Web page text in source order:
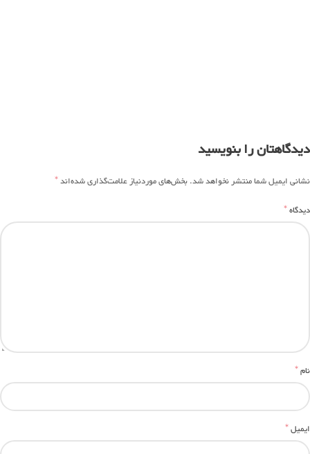
دیدگاهتان را بنویسید
نشانی ایمیل شما منتشر نخواهد شد.بخش‌های موردنیاز علامت‌گذاری شده‌اند*
دیدگاه*
نام*
ایمیل*